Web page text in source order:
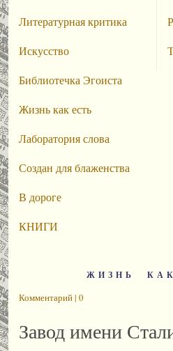
Литературная критика
Искусство
Библиотечка Эгоиста
Жизнь как есть
Лаборатория слова
Создан для блаженства
В дороге
КНИГИ
ЖИЗНЬ
Комментарий | 0
Завод имени